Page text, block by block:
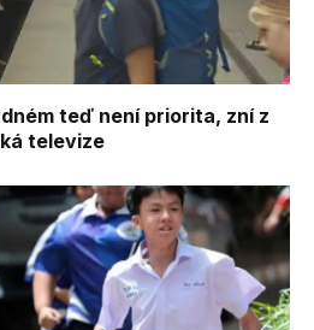
teď není priorita, zní z
televize